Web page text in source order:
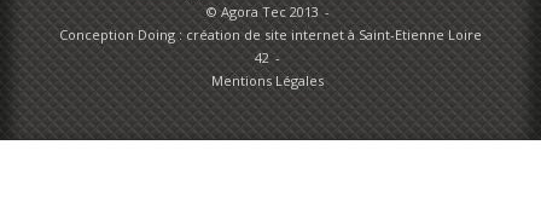
© Agora Tec 2013
Conception Doing : création de site internet à Saint-Etienne Loire
42
Mentions Légales